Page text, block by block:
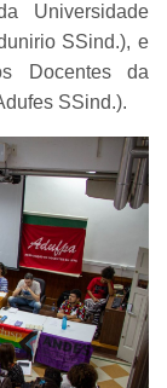
Universidade
SSind.), e
Docentes da
SSind.).